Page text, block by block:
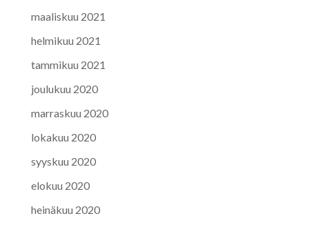
maaliskuu 2021
helmikuu 2021
tammikuu 2021
joulukuu 2020
marraskuu 2020
lokakuu 2020
syyskuu 2020
elokuu 2020
heinäkuu 2020